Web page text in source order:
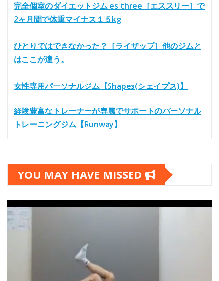
完全個室のダイエットジム es three［エススリー］で
2ヶ月間で体重マイナス１５kg
ひとりではできなかった？［ライザップ］他のジムと
はここが違う。
女性専用パーソナルジム【Shapes(シェイプス)】
経験豊富なトレーナーが専属でサポートのパーソナル
トレーニングジム【Runway】
YOU MAY HAVE MISSED